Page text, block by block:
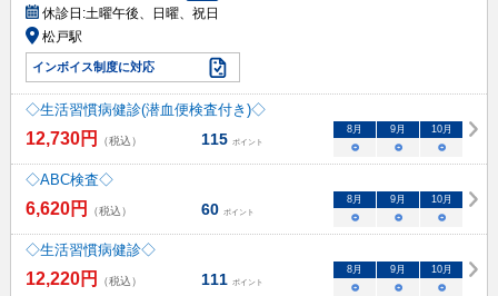
休診日:土曜午後、日曜、祝日
松戸駅
インボイス制度に対応
◇生活習慣病健診(潜血便検査付き)◇
12,730円 （税込） 115 ポイント
8 月 9 月 10月
○ ○ ○
◇ABC検査◇
6,620円 （税込） 60 ポイント
8 月 9 月 10月
○ ○ ○
◇生活習慣病健診◇
12,220円 （税込） 111 ポイント
8 月 9 月 10月
○ ○ ○